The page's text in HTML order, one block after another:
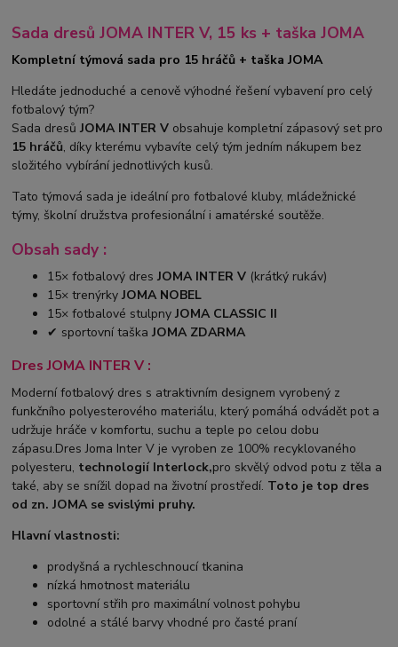
Sada dresů JOMA INTER V, 15 ks + taška JOMA
Kompletní týmová sada pro 15 hráčů + taška JOMA
Hledáte jednoduché a cenově výhodné řešení vybavení pro celý
fotbalový tým?
Sada dresůJOMA INTER V obsahuje kompletní zápasový set pro
15 hráčů, díky kterému vybavíte celý tým jedním nákupem bez
složitého vybírání jednotlivých kusů.
Tato týmová sada je ideální pro fotbalové kluby, mládežnické
týmy, školní družstva profesionální i amatérské soutěže.
Obsah sady :
15× fotbalový dresJOMA INTER V (krátký rukáv)
15× trenýrkyJOMA NOBEL
15× fotbalové stulpnyJOMA CLASSIC II
✔ sportovní taškaJOMA ZDARMA
Dres JOMA INTER V :
Moderní fotbalový dres s atraktivním designem vyrobený z
funkčního polyesterového materiálu, který pomáhá odvádět pot a
udržuje hráče v komfortu, suchu a teple po celou dobu
zápasu.Dres Joma Inter V je vyroben ze 100% recyklovaného
polyesteru, technologií Interlock,pro skvělý odvod potu z těla a
také, aby se snížil dopad na životní prostředí. Toto je top dres
od zn. JOMA se svislými pruhy.
Hlavní vlastnosti:
prodyšná a rychleschnoucí tkanina
nízká hmotnost materiálu
sportovní střih pro maximální volnost pohybu
odolné a stálé barvy vhodné pro časté praní